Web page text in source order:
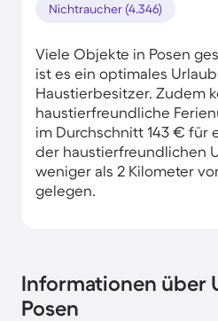
Nichtraucher (4.346)
Viele Objekte in Posen
ist es ein optimales
Haustierbesitzer. Zudem
haustierfreundliche
im Durchschnitt 143 € für
der haustierfreundlichen
weniger als 2 Kilometer
gelegen.
Informationen über
Posen